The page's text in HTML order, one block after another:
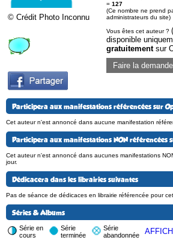
© Crédit Photo Inconnu
= 127
(Ce nombre ne prend
administrateurs du site)
Vous êtes cet auteur ?
disponible
gratuitementsur
Faire la demande
Participera aux manifestations référencées sur
Cet auteur n'est annoncé dans aucune manifestation
Participera aux manifestations NON référencées
Cet auteur n'est annoncé dans aucunes manifestations
jour.
Dédicacera dans les librairies suivantes
Pas de séance de dédicaces en librairie référencée pour
Séries & Albums
Série en
cours
Série
terminée
Série
abandonnée